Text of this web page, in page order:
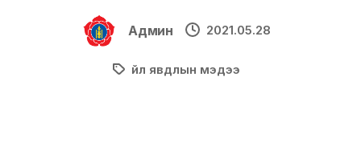
Админ 2021.05.28
Үйл явдлын мэдээ